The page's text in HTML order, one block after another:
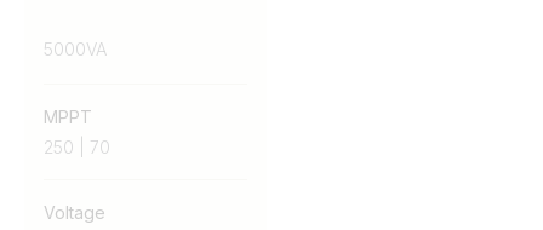
5000VA
MPPT
250 | 70
Voltage